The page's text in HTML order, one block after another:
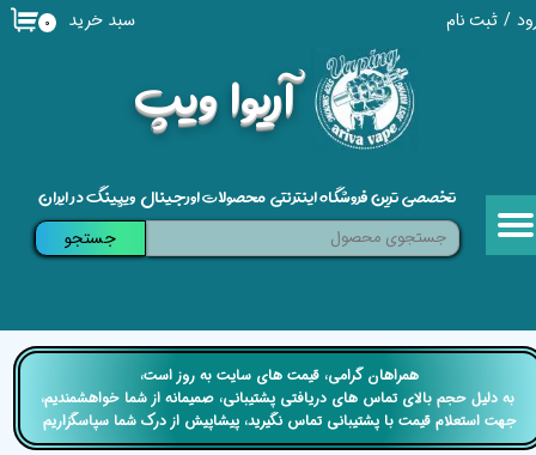
/ ثبت نام
حساب کاربری من
خروج از حساب کاربری
​آریوا ویپ
۰ سبد خرید
تخصصی ترین فروشگاه اینترنتی محصولات اورجینال ویپینگ در ایران
جستجو
​​همراهان گرامی، قیمت های سایت به روز است،
​​​​​​​ به دلیل حجم بالای تماس های دریافتی پشتیبانی، صمیمانه از شما خواهشمندیم،
جهت استعلام قیمت با پشتیبانی تماس نگیرید، پیشاپیش از درک شما سپاسگزاریم